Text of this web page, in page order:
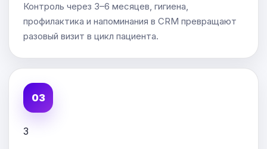
Контроль через 3–6 месяцев, гигиена,
профилактика и напоминания в CRM превращают
разовый визит в цикл пациента.
3